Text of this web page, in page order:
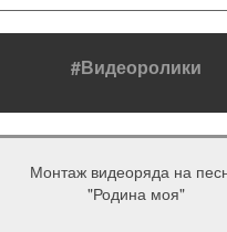
#Видеоролики
Монтаж видеоряда на
"Родина моя"